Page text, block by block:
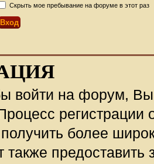
Скрыть мое пребывание на форуме в этот раз
войти на форум,
регистрации
более
предоставить